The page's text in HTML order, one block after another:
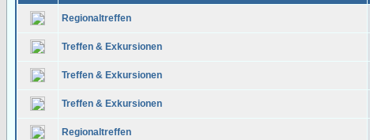
Regionaltreffen
Treffen & Exkursionen
Treffen & Exkursionen
Treffen & Exkursionen
Regionaltreffen